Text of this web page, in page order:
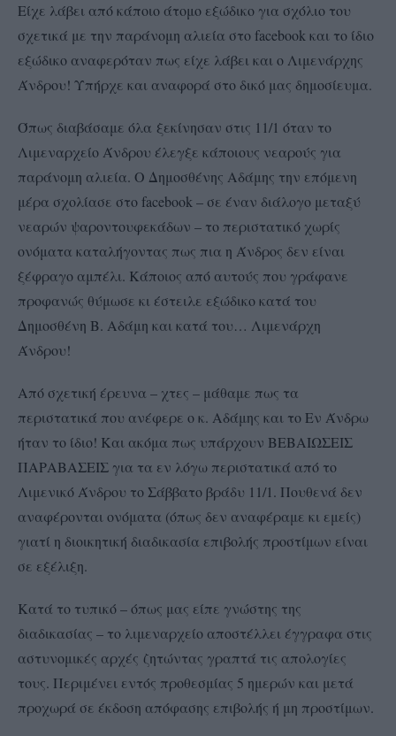
Είχε λάβει από κάποιο άτομο εξώδικο για σχόλιο του
σχετικά με την παράνομη αλιεία στο facebook και το ίδιο
εξώδικο αναφερόταν πως είχε λάβει και ο Λιμενάρχης
Άνδρου! Υπήρχε και αναφορά στο δικό μας δημοσίευμα.
Όπως διαβάσαμε όλα ξεκίνησαν στις 11/1 όταν το
Λιμεναρχείο Άνδρου έλεγξε κάποιους νεαρούς για
παράνομη αλιεία. Ο Δημοσθένης Αδάμης την επόμενη
μέρα σχολίασε στο facebook – σε έναν διάλογο μεταξύ
νεαρών ψαροντουφεκάδων – το περιστατικό χωρίς
ονόματα καταλήγοντας πως πια η Άνδρος δεν είναι
ξέφραγο αμπέλι. Κάποιος από αυτούς που γράφανε
προφανώς θύμωσε κι έστειλε εξώδικο κατά του
Δημοσθένη Β. Αδάμη και κατά του… Λιμενάρχη
Άνδρου!
Από σχετική έρευνα – χτες – μάθαμε πως τα
περιστατικά που ανέφερε ο κ. Αδάμης και το Εν Άνδρω
ήταν το ίδιο! Και ακόμα πως υπάρχουν ΒΕΒΑΙΩΣΕΙΣ
ΠΑΡΑΒΑΣΕΙΣ για τα εν λόγω περιστατικά από το
Λιμενικό Άνδρου το Σάββατο βράδυ 11/1. Πουθενά δεν
αναφέρονται ονόματα (όπως δεν αναφέραμε κι εμείς)
γιατί η διοικητική διαδικασία επιβολής προστίμων είναι
σε εξέλιξη.
Κατά το τυπικό – όπως μας είπε γνώστης της
διαδικασίας – το λιμεναρχείο αποστέλλει έγγραφα στις
αστυνομικές αρχές ζητώντας γραπτά τις απολογίες
τους. Περιμένει εντός προθεσμίας 5 ημερών και μετά
προχωρά σε έκδοση απόφασης επιβολής ή μη προστίμων.